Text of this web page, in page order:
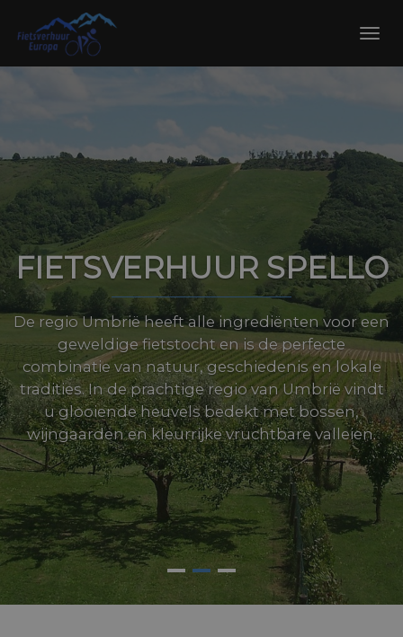
content
FIETSVERHUUR SPELLO
De regio Umbrië heeft alle ingrediënten voor een
geweldige fietstocht en is de perfecte
combinatie van natuur, geschiedenis en lokale
tradities. In de prachtige regio van Umbrië vindt
u glooiende heuvels bedekt met bossen,
wijngaarden en kleurrijke vruchtbare valleien.